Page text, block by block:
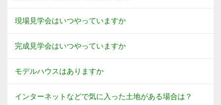
現場見学会はいつやっていますか
完成見学会はいつやっていますか
モデルハウスはありますか
インターネットなどで気に入った土地がある場合は？